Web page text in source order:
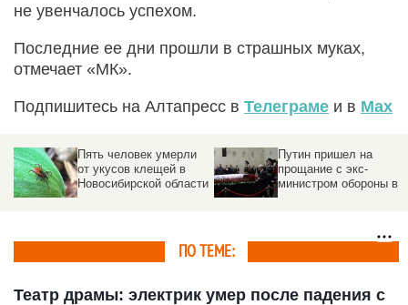
не увенчалось успехом.
Последние ее дни прошли в страшных муках,
отмечает «МК».
Подпишитесь на Алтапресс в Телеграме и в Max
Пять человек умерли
от укусов клещей в
Новосибирской области
Путин пришел на
прощание с экс-
министром обороны в
ПО ТЕМЕ:
Театр драмы: электрик умер после падения с